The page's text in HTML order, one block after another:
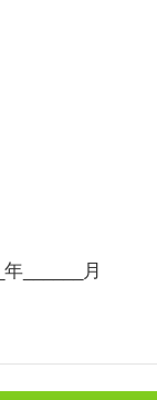
______月